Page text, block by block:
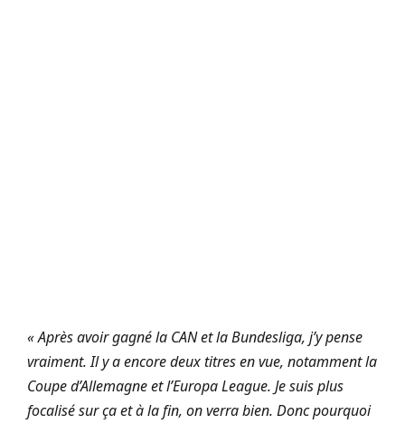
« Après avoir gagné la CAN et la Bundesliga, j’y pense
vraiment. Il y a encore deux titres en vue, notamment la
Coupe d’Allemagne et l’Europa League. Je suis plus
focalisé sur ça et à la fin, on verra bien. Donc pourquoi